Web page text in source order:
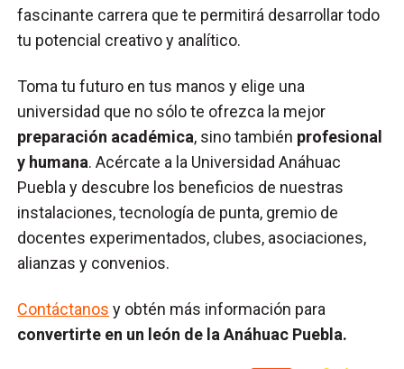
fascinante carrera que te permitirá desarrollar todo
tu potencial creativo y analítico.
Toma tu futuro en tus manos y elige una
universidad que no sólo te ofrezca la mejor
preparación académica, sino también profesional
y humana. Acércate a la Universidad Anáhuac
Puebla y descubre los beneficios de nuestras
instalaciones, tecnología de punta, gremio de
docentes experimentados, clubes, asociaciones,
alianzas y convenios.
Contáctanos y obtén más información para
convertirte en un león de la Anáhuac Puebla.